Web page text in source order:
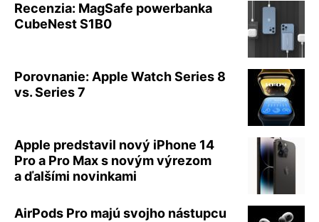
Recenzia: MagSafe powerbanka
CubeNest S1B0
Porovnanie: Apple Watch Series 8
vs. Series 7
Apple predstavil nový iPhone 14
Pro a Pro Max s novým výrezom
a ďalšími novinkami
AirPods Pro majú svojho nástupcu